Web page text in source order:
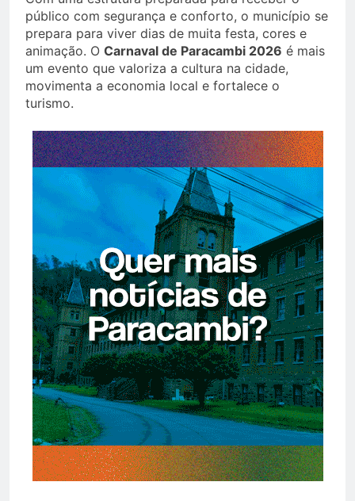
público com segurança e conforto, o município se
prepara para viver dias de muita festa, cores e
animação. O Carnaval de Paracambi 2026 é mais
um evento que valoriza a cultura na cidade,
movimenta a economia local e fortalece o
turismo.